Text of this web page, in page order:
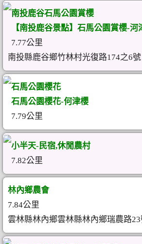
南投鹿谷石馬公園賞櫻
【南投鹿谷景點】石馬公園賞櫻-河
7.77公里
南投縣鹿谷鄉竹林村光復路174之6號
石馬公園櫻花
石馬公園櫻花-何津櫻
7.79公里
小半天-民宿,休閒農村
7.82公里
林內鄉農會
7.84公里
雲林縣林內鄉雲林縣林內鄉瑞農路